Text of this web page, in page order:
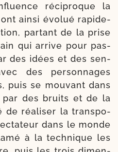
réci­proque la
ain­si évo­lué rapi­de­
par­tant de la prise
qui arrive pour pas­
des idées et des sen­
des per­son­nages
puis se mou­vant dans
par des bruits et de la
de réa­li­ser la trans­po­
dans le monde
à la tech­nique les